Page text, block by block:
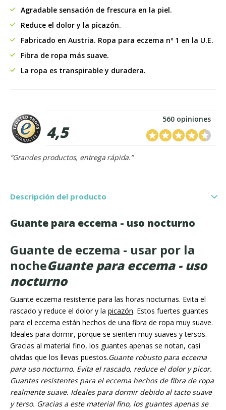
Agradable sensación de frescura en la piel.
Reduce el dolor y la picazón.
Fabricado en Austria. Ropa para eczema nº 1 en la U.E.
Fibra de ropa más suave.
La ropa es transpirable y duradera.
4,5
560 opiniones
“Grandes productos, entrega rápida.”
Descripción del producto
Guante para eccema - uso nocturno
Guante de eczema - usar por la
nocheGuante para eccema - uso
nocturno
Guante eczema resistente para las horas nocturnas. Evita el
rascado y reduce el dolor y la picazón. Estos fuertes guantes
para el eccema están hechos de una fibra de ropa muy suave.
Ideales para dormir, porque se sienten muy suaves y tersos.
Gracias al material fino, los guantes apenas se notan, casi
olvidas que los llevas puestos.Guante robusto para eccema
para uso nocturno. Evita el rascado, reduce el dolor y picor.
Guantes resistentes para el eccema hechos de fibra de ropa
realmente suave. Ideales para dormir debido al tacto suave
y terso. Gracias a este material fino, los guantes apenas se